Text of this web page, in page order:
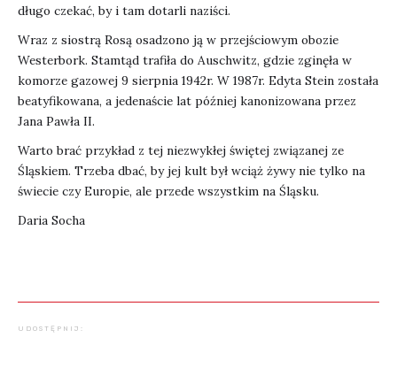
długo czekać, by i tam dotarli naziści.
Wraz z siostrą Rosą osadzono ją w przejściowym obozie
Westerbork. Stamtąd trafiła do Auschwitz, gdzie zginęła w
komorze gazowej 9 sierpnia 1942r. W 1987r. Edyta Stein została
beatyfikowana, a jedenaście lat później kanonizowana przez
Jana Pawła II.
Warto brać przykład z tej niezwykłej świętej związanej ze
Śląskiem. Trzeba dbać, by jej kult był wciąż żywy nie tylko na
świecie czy Europie, ale przede wszystkim na Śląsku.
Daria Socha
UDOSTĘPNIJ: